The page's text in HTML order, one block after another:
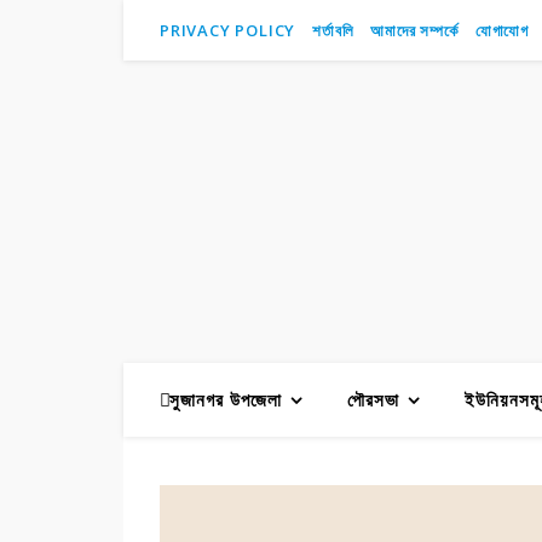
PRIVACY POLICY শর্তাবলি আমাদের সম্পর্কে যোগাযোগ
সুজানগর উপজেলা পৌরসভা